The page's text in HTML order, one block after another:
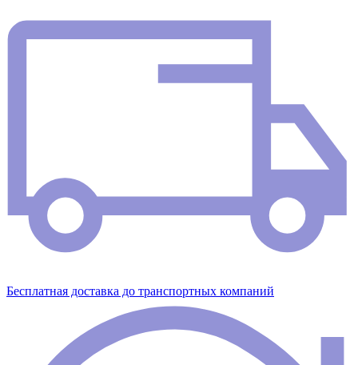
Бесплатная доставка до транспортных компаний